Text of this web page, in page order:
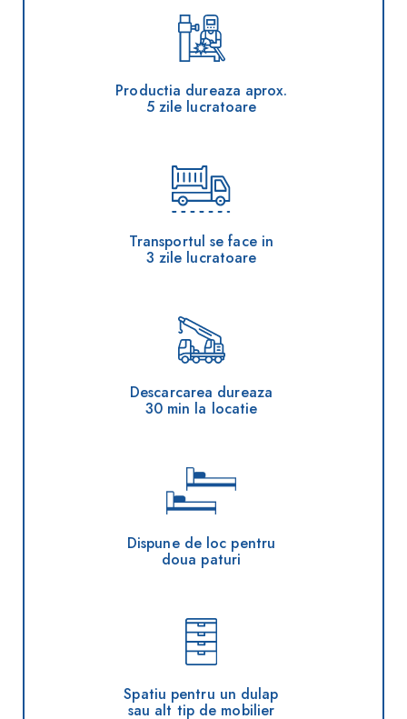
Productia dureaza aprox.
5 zile lucratoare
Transportul se face in
3 zile lucratoare
Descarcarea dureaza
30 min la locatie
Dispune de loc pentru
doua paturi
Spatiu pentru un dulap
sau alt tip de mobilier